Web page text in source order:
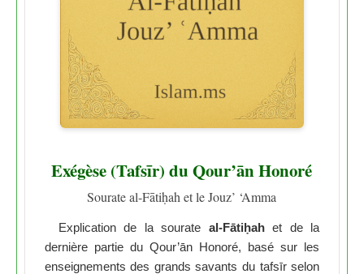
Exégèse (Tafsīr) du Qour’ān Honoré
Sourate al-Fātiḥah et le Jouz’ ‘Amma
Explication de la sourate al-Fātiḥahet de la
dernière partie du Qour’ān Honoré, basé sur les
enseignements des grands savants du tafsīr selon